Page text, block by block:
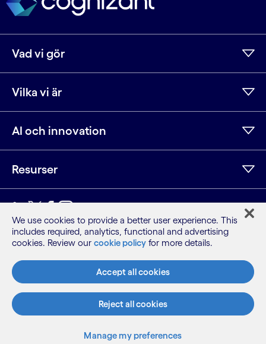
Vad vi gör
Vilka vi är
AI och innovation
Resurser
LinkedIn
Twitter
Facebook
Instagram
YouTube
Webbplatskarta
Villkor
Sekretessmeddelande
Cookie-meddelande
©2026 Cognizant, med ensamrätt
We use cookies to provide a better user experience. This
includes required, analytics, functional and advertising
cookies. Review our cookie policy for more details.
Accept all cookies
Reject all cookies
Manage my preferences